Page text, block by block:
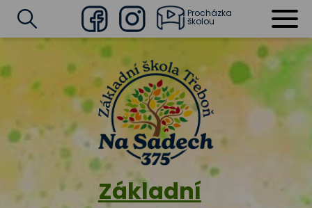
Základní
FacebookInstagram
Procházka
školou